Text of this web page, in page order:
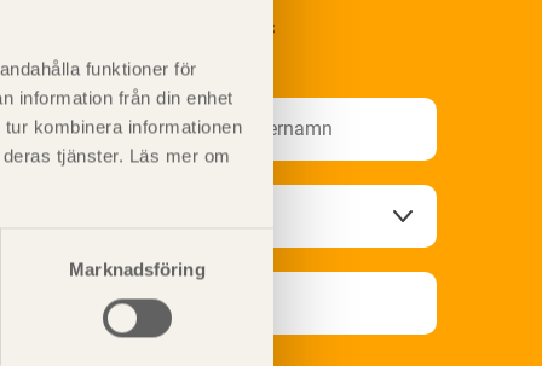
funktioner för
information från din enhet
kombinera informationen
tjänster. Läs mer om
Marknadsföring
på Svenskt Träs